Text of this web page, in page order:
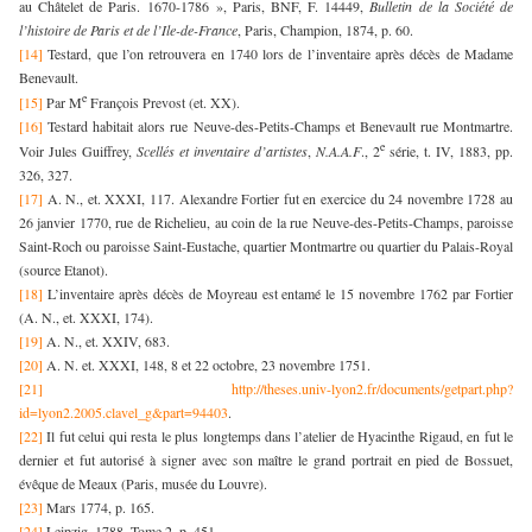
au Châtelet de Paris. 1670-1786 », Paris, BNF, F. 14449, Bulletin de la Société de
l’histoire de Paris et de l’Ile-de-France, Paris, Champion, 1874, p. 60.
[14] Testard, que l’on retrouvera en 1740 lors de l’inventaire après décès de Madame
Benevault.
[15] Par Me François Prevost (et. XX).
[16] Testard habitait alors rue Neuve-des-Petits-Champs et Benevault rue Montmartre.
Voir Jules Guiffrey, Scellés et inventaire d’artistes, N.A.A.F., 2e série, t. IV, 1883, pp.
326, 327.
[17] A. N., et. XXXI, 117. Alexandre Fortier fut en exercice du 24 novembre 1728 au
26 janvier 1770, rue de Richelieu, au coin de la rue Neuve-des-Petits-Champs, paroisse
Saint-Roch ou paroisse Saint-Eustache, quartier Montmartre ou quartier du Palais-Royal
(source Etanot).
[18] L’inventaire après décès de Moyreau est entamé le 15 novembre 1762 par Fortier
(A. N., et. XXXI, 174).
[19] A. N., et. XXIV, 683.
[20] A. N. et. XXXI, 148, 8 et 22 octobre, 23 novembre 1751.
[21]
http://theses.univ-lyon2.fr/documents/getpart.php?
id=lyon2.2005.clavel_g&part=94403.
[22] Il fut celui qui resta le plus longtemps dans l’atelier de Hyacinthe Rigaud, en fut le
dernier et fut autorisé à signer avec son maître le grand portrait en pied de Bossuet,
évêque de Meaux (Paris, musée du Louvre).
[23] Mars 1774, p. 165.